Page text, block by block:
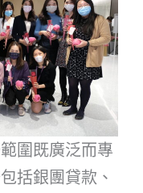
圍既廣泛而專
括銀團貸款、